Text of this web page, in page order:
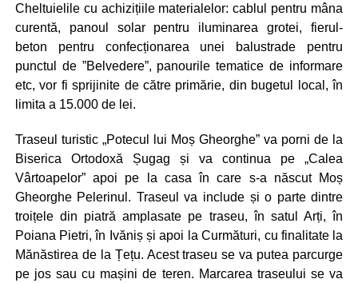
Cheltuielile cu achizițiile materialelor: cablul pentru mâna
curentă, panoul solar pentru iluminarea grotei, fierul-
beton pentru confecționarea unei balustrade pentru
punctul de ”Belvedere”, panourile tematice de informare
etc, vor fi sprijinite de către primărie, din bugetul local, în
limita a 15.000 de lei.
Traseul turistic „Potecul lui Moș Gheorghe” va porni de la
Biserica Ortodoxă Șugag și va continua pe „Calea
Vârtoapelor” apoi pe la casa în care s-a născut Moș
Gheorghe Pelerinul. Traseul va include și o parte dintre
troițele din piatră amplasate pe traseu, în satul Arți, în
Poiana Pietri, în Ivăniș și apoi la Curmături, cu finalitate la
Mănăstirea de la Țețu. Acest traseu se va putea parcurge
pe jos sau cu mașini de teren. Marcarea traseului se va